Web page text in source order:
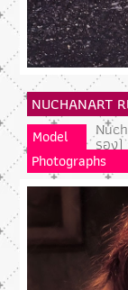
NUCHANART
Model รอง)
Photographs